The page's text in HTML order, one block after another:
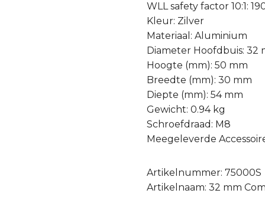
WLL safety factor 10:1:
Kleur: Zilver
Materiaal: Aluminium
Diameter Hoofdbuis: 32
Hoogte (mm): 50 mm
Breedte (mm): 30 mm
Diepte (mm): 54 mm
Gewicht: 0.94 kg
Schroefdraad: M8
Meegeleverde
Artikelnummer: 75000S
Artikelnaam: 32 mm